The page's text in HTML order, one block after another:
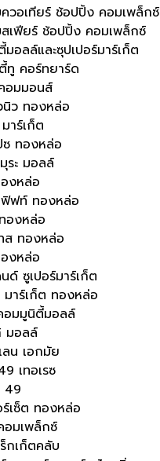
วอเทียร์ ช้อปปิ้ง คอมเพล็กซ์
เฟียร์ ช้อปปิ้ง คอมเพล็กซ์
อลล์และซุปเปอร์มาร์เก็ต
ทู คอร์ทยาร์ด
อมมอนส์
นิว ทองหล่อ
าร์เก็ต
ซ ทองหล่อ
ระ มอลล์
งหล่อ
ฟท์ ทองหล่อ
องหล่อ
ส ทองหล่อ
งหล่อ
ด์ ซูเปอร์มาร์เก็ต
าร์เก็ต ทองหล่อ
มมูนิตี้มอลล์
มอลล์
น เอกมัย
เทอเรซ
49
เซ็ต ทองหล่อ
อมเพล็กซ์
กเก็ตคลับ